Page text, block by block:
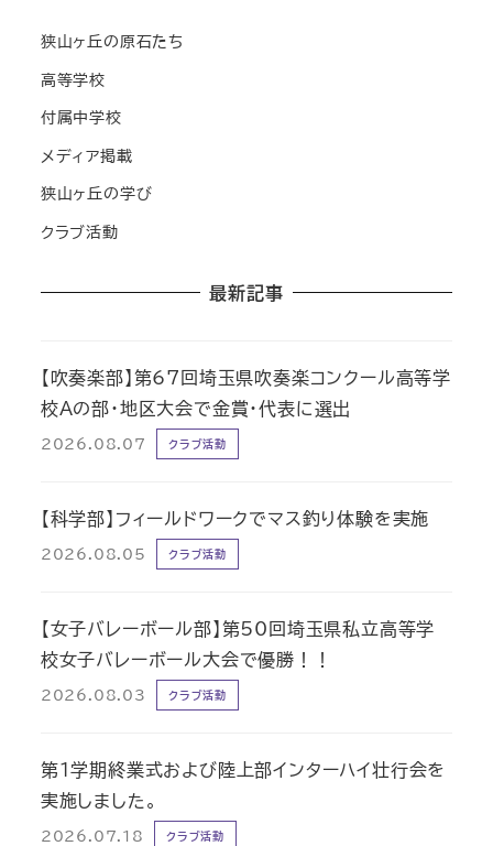
狭山ヶ丘の原石たち
高等学校
付属中学校
メディア掲載
狭山ヶ丘の学び
クラブ活動
最新記事
【吹奏楽部】第67回埼玉県吹奏楽コンクール高等学
校Aの部・地区大会で金賞・代表に選出
2026.08.07 クラブ活動
【科学部】フィールドワークでマス釣り体験を実施
2026.08.05 クラブ活動
【女子バレーボール部】第50回埼玉県私立高等学
校女子バレーボール大会で優勝！！
2026.08.03 クラブ活動
第1学期終業式および陸上部インターハイ壮行会を
実施しました。
2026.07.18 クラブ活動